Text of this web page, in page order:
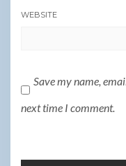
WEBSITE
Save my name,
next time I comment.